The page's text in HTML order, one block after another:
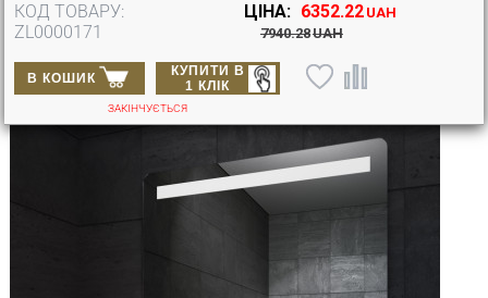
КОД ТОВАРУ:
ZL0000171
ЦІНА: 6352.22 UAH
7940.28UAH
В КОШИК
КУПИТИ В
1 КЛІК
ЗАКІНЧУЄТЬСЯ